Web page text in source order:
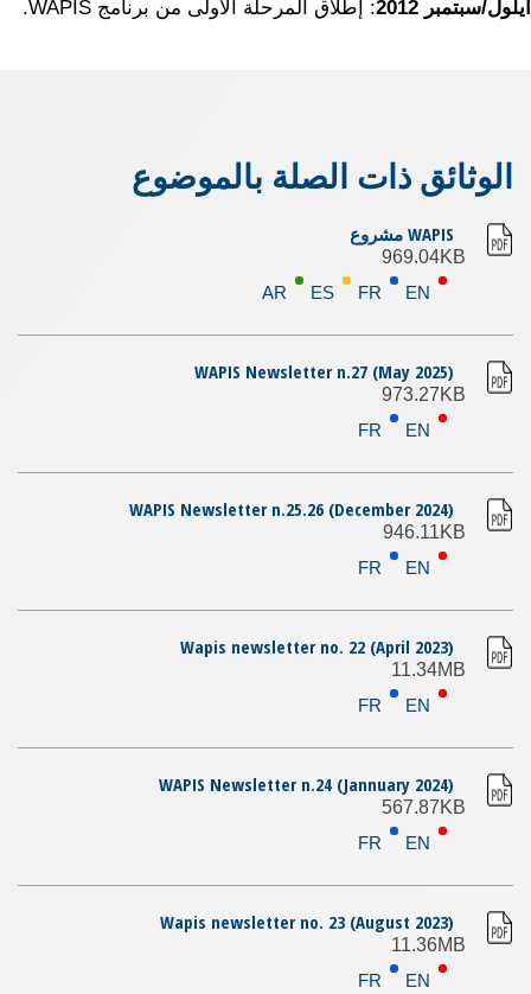
أيلول/سبتمبر 2012: إطلاق المرحلة الأولى من برنامج WAPIS.
الوثائق ذات الصلة بالموضوع
WAPIS مشروع
969.04KB
EN
FR
ES
AR
WAPIS Newsletter n.27 (May 2025)
973.27KB
EN
FR
WAPIS Newsletter n.25.26 (December 2024)
946.11KB
EN
FR
Wapis newsletter no. 22 (April 2023)
11.34MB
EN
FR
WAPIS Newsletter n.24 (Jannuary 2024)
567.87KB
EN
FR
Wapis newsletter no. 23 (August 2023)
11.36MB
EN
FR